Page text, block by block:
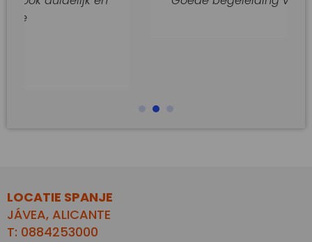
LOCATIE SPANJE
JÁVEA, ALICANTE
T: 0884253000